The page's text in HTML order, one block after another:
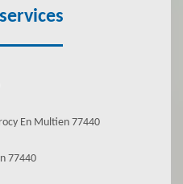
En Multien 77440
77440